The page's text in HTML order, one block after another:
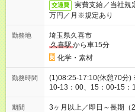
交通費
実費支給／当社規
万円／月※規定あり
勤務地
埼玉県久喜市
久喜駅から車15分
化学・素材
勤務時間
(1)08:25-17:10(休憩70分)
10-13：00、15：00-15：
期間 3ヶ月以上／即日～長期（2